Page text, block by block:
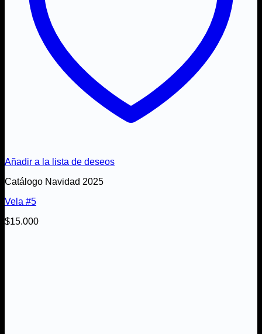
Añadir a la lista de deseos
Catálogo Navidad 2025
Vela #5
$15.000